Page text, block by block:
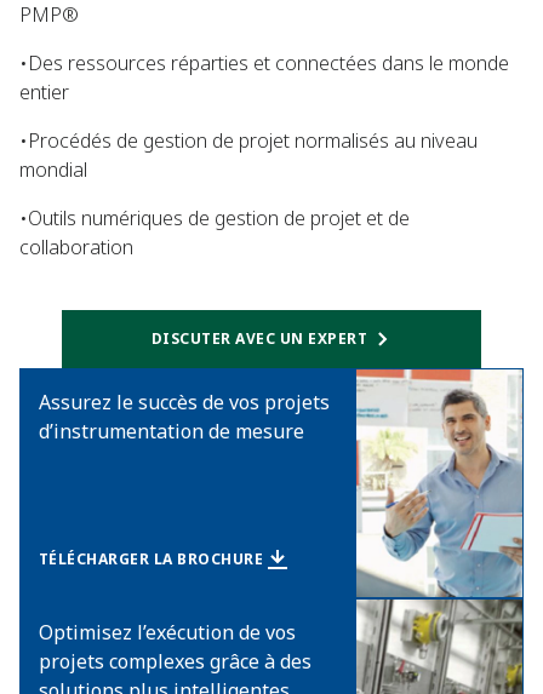
PMP®
•Des ressources réparties et connectées dans le monde
entier
•Procédés de gestion de projet normalisés au niveau
mondial
•Outils numériques de gestion de projet et de
collaboration
DISCUTER AVEC UN EXPERT
Assurez le succès de vos projets
d’instrumentation de mesure
TÉLÉCHARGER LA BROCHURE
Optimisez l’exécution de vos
projets complexes grâce à des